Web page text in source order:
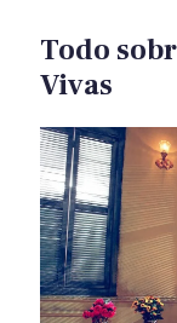
Todo
Vivas